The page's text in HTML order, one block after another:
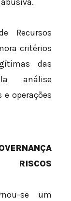
Recursos
critérios
das
análise
operações
se um